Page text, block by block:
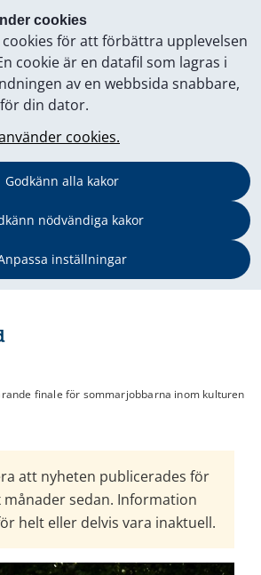
cookies
cookies för att förbättra upplevelsen
cookie är en datafil som lagras i
av en webbsida snabbare,
din dator.
cookies.
Godkänn alla kakor
nödvändiga kakor
inställningar
finale för sommarjobbarna inom kulturen
att nyheten publicerades för
månader sedan. Information
helt eller delvis vara inaktuell.